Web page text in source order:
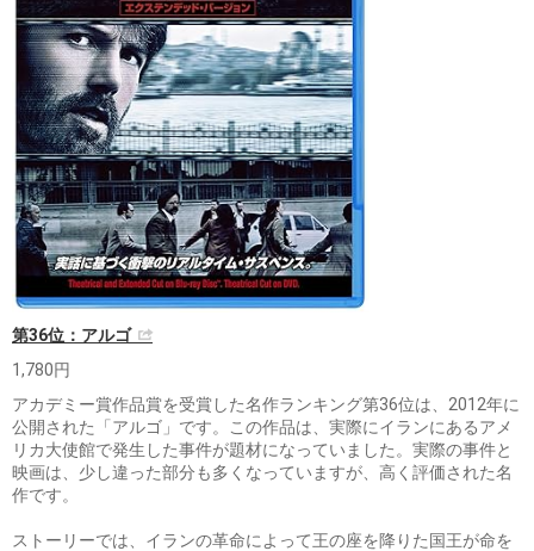
第36位：アルゴ
1,780円
アカデミー賞作品賞を受賞した名作ランキング第36位は、2012年に
公開された「アルゴ」です。この作品は、実際にイランにあるアメ
リカ大使館で発生した事件が題材になっていました。実際の事件と
映画は、少し違った部分も多くなっていますが、高く評価された名
作です。
ストーリーでは、イランの革命によって王の座を降りた国王が命を